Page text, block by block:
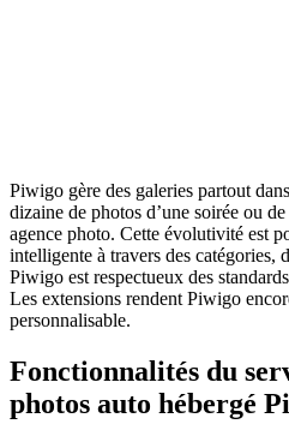
Piwigo gère des galeries partout
dizaine de photos d’une soirée ou
agence photo. Cette évolutivité est
intelligente à travers des catégories,
Piwigo est respectueux des
Les extensions rendent Piwigo
personnalisable.
Fonctionnalités du
photos auto hébergé